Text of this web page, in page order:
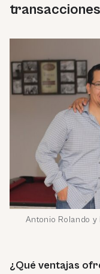
Antonio Rolando
¿Qué ventajas